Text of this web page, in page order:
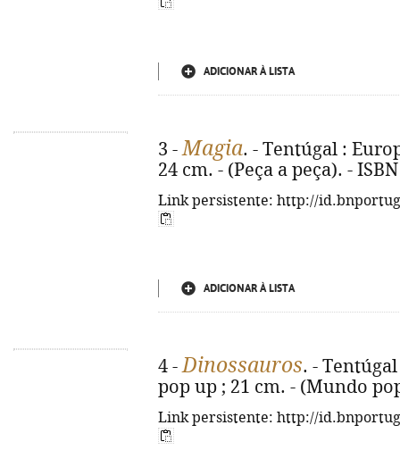
ADICIONAR À LISTA
3 -Magia. - Tentúgal :
24 cm. - (Peça a peça). -
Link persistente: http://
ADICIONAR À LISTA
4 -Dinossauros. -
pop up ; 21 cm. - (Mundo
Link persistente: http://